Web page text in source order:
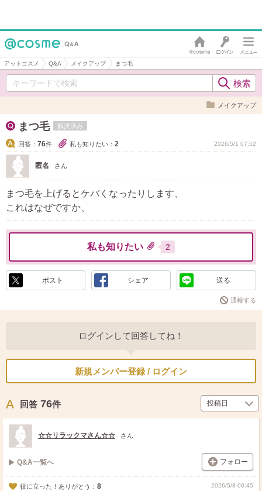
アットコスメ Q&A メイクアップ まつ毛
メイクアップ
まつ毛 解決済み
回答： 76件 私も知りたい： 2 2026/5/1 07:52
匿名 さん
まつ毛を上げるとケバくなったりします、
これはなぜですか、
私も知りたい 2
ポスト シェア 送る
通報する
ログインして回答してね！
新規メンバー登録 / ログイン
回答 76件
☆☆リラックマさん☆☆ さん
Q&A一覧へ フォロー
役に立った！ありがとう： 8 2026/5/8 00:45